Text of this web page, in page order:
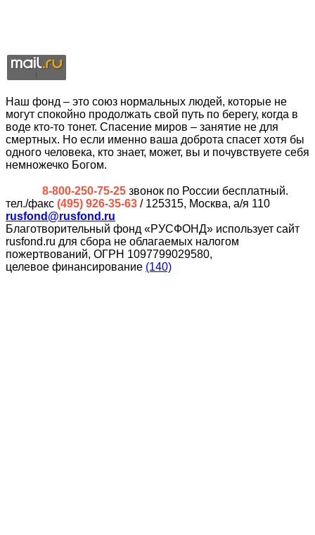
Наш фонд – это союз нормальных людей, которые не
могут спокойно продолжать свой путь по берегу, когда в
воде кто-то тонет. Спасение миров – занятие не для
смертных. Но если именно ваша доброта спасет хотя бы
одного человека, кто знает, может, вы и почувствуете себя
немножечко Богом.
8-800-250-75-25 звонок по России бесплатный.
тел./факс (495) 926-35-63 / 125315, Москва, а/я 110
rusfond@rusfond.ru
Благотворительный фонд «РУСФОНД» использует сайт
rusfond.ru для сбора не облагаемых налогом
пожертвований, ОГРН 1097799029580,
целевое финансирование (140)